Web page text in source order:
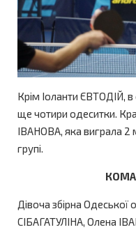
Крім Іоланти ЄВТОДІЙ, в
ще чотири одеситки.
ІВАНОВА, яка виграла 2
групі.
Дівоча збірна Одеської
СІБАГАТУЛІНА, Олена